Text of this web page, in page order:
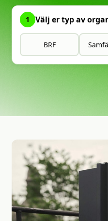
1 Välj er typ av
BRF